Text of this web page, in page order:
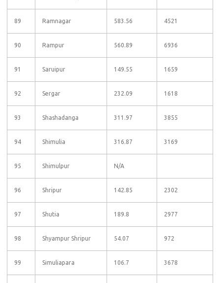
89 Ramnagar 583.56 4521
90 Rampur 560.89 6936
91 Saruipur 149.55 1659
92 Sergar 232.09 1618
93 Shashadanga 311.97 3855
94 Shimulia 316.87 3169
95 Shimulpur N/A
96 Shripur 142.85 2302
97 Shutia 189.8 2977
98 Shyampur Shripur 54.07 972
99 Simuliapara 106.7 3678